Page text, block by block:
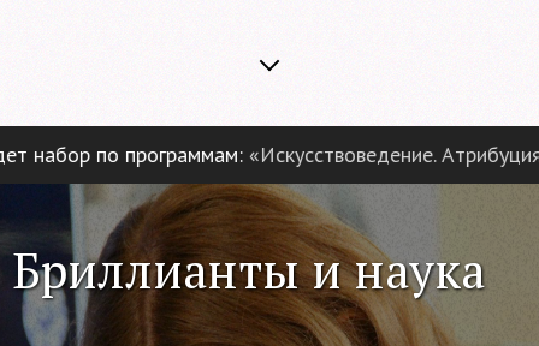
по программам:«Искусствоведение. Атрибуция
Бриллианты и наука